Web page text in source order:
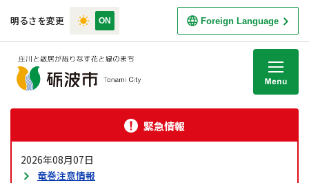
明るさを変更 Foreign Language
緊急情報
2026年08月07日
竜巻注意情報